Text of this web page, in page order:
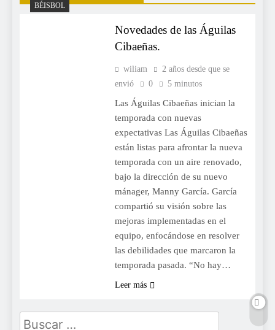
BÉISBOL
Novedades de las Águilas
Cibaeñas.
wiliam
2 años desde que se
envió
0 5 minutos
Las Águilas Cibaeñas inician la
temporada con nuevas
expectativas Las Águilas Cibaeñas
están listas para afrontar la nueva
temporada con un aire renovado,
bajo la dirección de su nuevo
mánager, Manny García. García
compartió su visión sobre las
mejoras implementadas en el
equipo, enfocándose en resolver
las debilidades que marcaron la
temporada pasada. “No hay…
Leer más
Buscar: